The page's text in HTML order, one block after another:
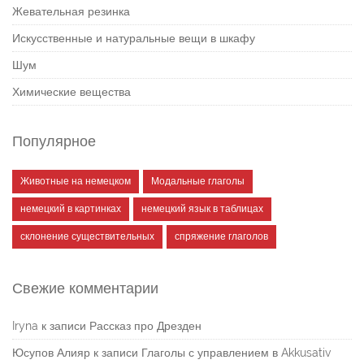
Жевательная резинка
Искусственные и натуральные вещи в шкафу
Шум
Химические вещества
Популярное
Животные на немецком Модальные глаголы
немецкий в картинках немецкий язык в таблицах
склонение существительных спряжение глаголов
Свежие комментарии
Iryna к записи Рассказ про Дрезден
Юсупов Алияр к записи Глаголы с управлением в Akkusativ